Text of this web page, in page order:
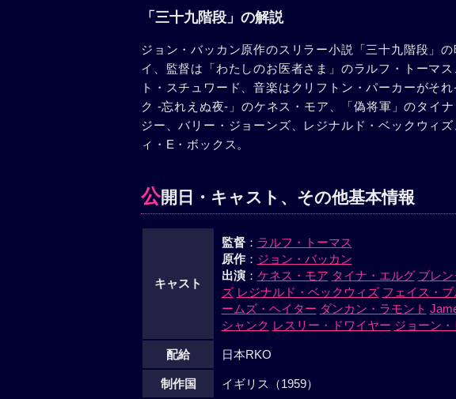
坐っていた。フィッシャーがスパイ団のことを警視庁
師に問いかけた、“三十九階段とは何か？”仕方なく答
記憶術師は倒れた。--スパイ団は機密文書を一時盗み出
連れ出そうとしていたのだ。ハネイとフィッシャーは
とに専念したそうである。
「三十九階段」の解説
ジョン・バッカン原作のスリラー小説「三十九階段」
イ、監督は「わたしのお医者さま」のラルフ・トーマ
ト・スチュワード、音楽はクリフトン・パーカーがそ
ク -忘れえぬ夜-」のケネス・モア、「偽将軍」のタイ
ジー、バリー・ジョーンズ、レジナルド・ベックウィ
ィ・E・ボックス。
公開日・キャスト、その他基本情報
キャスト
監督： ラルフ・トーマス
原作： ジョン・バッカン
出演： ケネス・モア タイナ・エルグ ブレ
ズ レジナルド・ベックウィズ フェイス・ブ
ームズ・ヘイター ダンカン・ラモント
シャンク レスリー・ドワイヤー ジョーン
配給 日本RKO
制作国 イギリス（1959）